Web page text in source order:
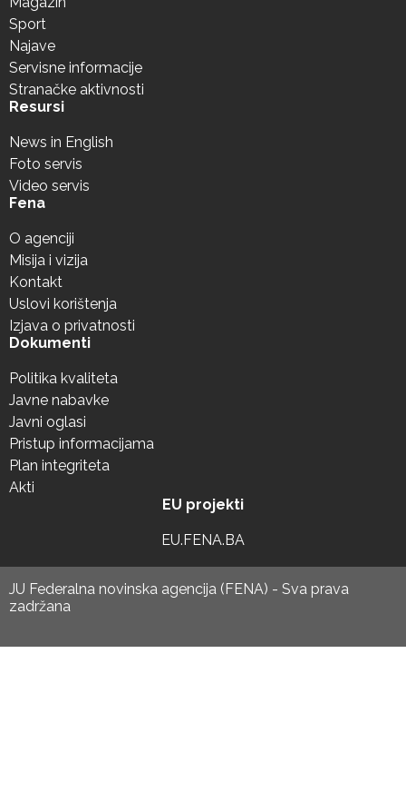
Sport
Najave
Servisne informacije
Stranačke aktivnosti
Resursi
News in English
Foto servis
Video servis
Fena
O agenciji
Misija i vizija
Kontakt
Uslovi korištenja
Izjava o privatnosti
Dokumenti
Politika kvaliteta
Javne nabavke
Javni oglasi
Pristup informacijama
Plan integriteta
Akti
EU projekti
EU.FENA.BA
JU Federalna novinska agencija (FENA) - Sva prava
zadržana